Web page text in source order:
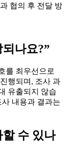
협의 후 전달 방
나요?”
를 최우선으로
행되며, 조사 과
유출되지 않습
내용과 결과는
수 있나